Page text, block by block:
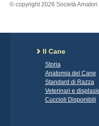
© copyright 2026 Società
Il Cane
Storia
Anatomia del Cane
Standard di Razza
Veterinari e
Cuccioli Disponibili